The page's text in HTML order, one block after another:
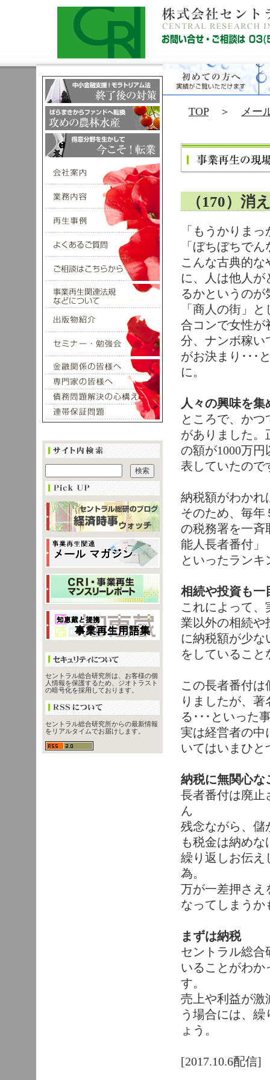
TOP＞ メー
（170）消
「もうかりま
「ぼちぼちで
こんな古典的
に、人は他人
るかというのが
「商人の街」
合コンで女性が
分、ナンボ稼い
がお決まり･･･
に。
人々の興味を
ところで、か
がありました。
の額が1000万
表していたので
納税額がわかれ
そのため、毎年
の税務署を一斉
能人長者番付」
といったラン
相続や投資も一
これによって
業以外の相続や
に納税額が少
をしていること
この長者番付
りましたが、
る･･･といった
実は経営者の中
いてはいまひと
納税に無関心な
長者番付は廃止
ん
残念ながら、儲
も税金は納め
繰り返しお伝え
為。
万が一差押さえ
なってしまうか
まずは納税
セントラル総合
いることがわか
す。
売上や利益が激
う場合には、
ょう。
[2017.10.6配信]
セントラル総合研究所は、お客様の個
人情報を保護するため、ジオトラスト
の暗号化を採用しております。
セントラル総合研究所からの最新情報
をリアルタイムでお届けします。